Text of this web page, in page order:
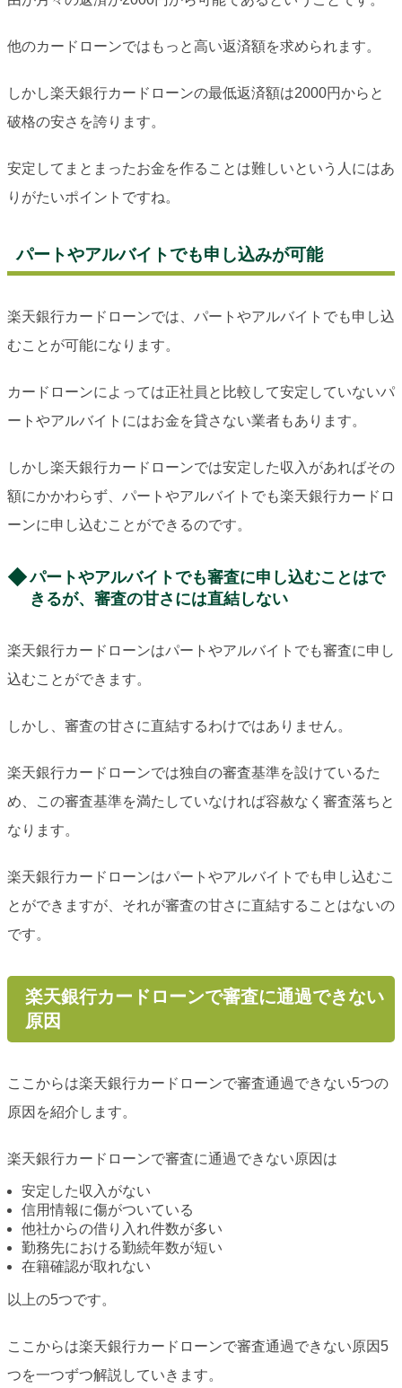
他のカードローンではもっと高い返済額を求められます。
しかし楽天銀行カードローンの最低返済額は2000円からと
破格の安さを誇ります。
安定してまとまったお金を作ることは難しいという人にはあ
りがたいポイントですね。
パートやアルバイトでも申し込みが可能
楽天銀行カードローンでは、パートやアルバイトでも申し込
むことが可能になります。
カードローンによっては正社員と比較して安定していないパ
ートやアルバイトにはお金を貸さない業者もあります。
しかし楽天銀行カードローンでは安定した収入があればその
額にかかわらず、パートやアルバイトでも楽天銀行カードロ
ーンに申し込むことができるのです。
パートやアルバイトでも審査に申し込むことはで
きるが、審査の甘さには直結しない
楽天銀行カードローンはパートやアルバイトでも審査に申し
込むことができます。
しかし、審査の甘さに直結するわけではありません。
楽天銀行カードローンでは独自の審査基準を設けているた
め、この審査基準を満たしていなければ容赦なく審査落ちと
なります。
楽天銀行カードローンはパートやアルバイトでも申し込むこ
とができますが、それが審査の甘さに直結することはないの
です。
楽天銀行カードローンで審査に通過できない
原因
ここからは楽天銀行カードローンで審査通過できない5つの
原因を紹介します。
楽天銀行カードローンで審査に通過できない原因は
安定した収入がない
信用情報に傷がついている
他社からの借り入れ件数が多い
勤務先における勤続年数が短い
在籍確認が取れない
以上の5つです。
ここからは楽天銀行カードローンで審査通過できない原因5
つを一つずつ解説していきます。